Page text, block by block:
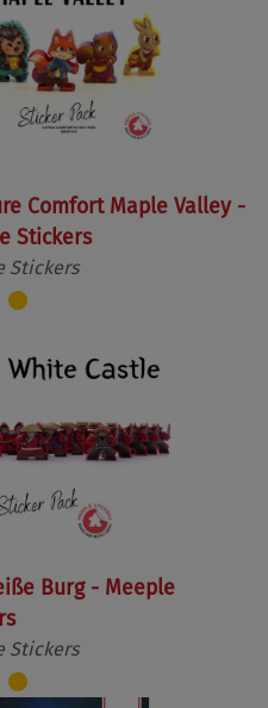
Comfort Maple Valley -
Stickers
Stickers
Burg - Meeple
Stickers